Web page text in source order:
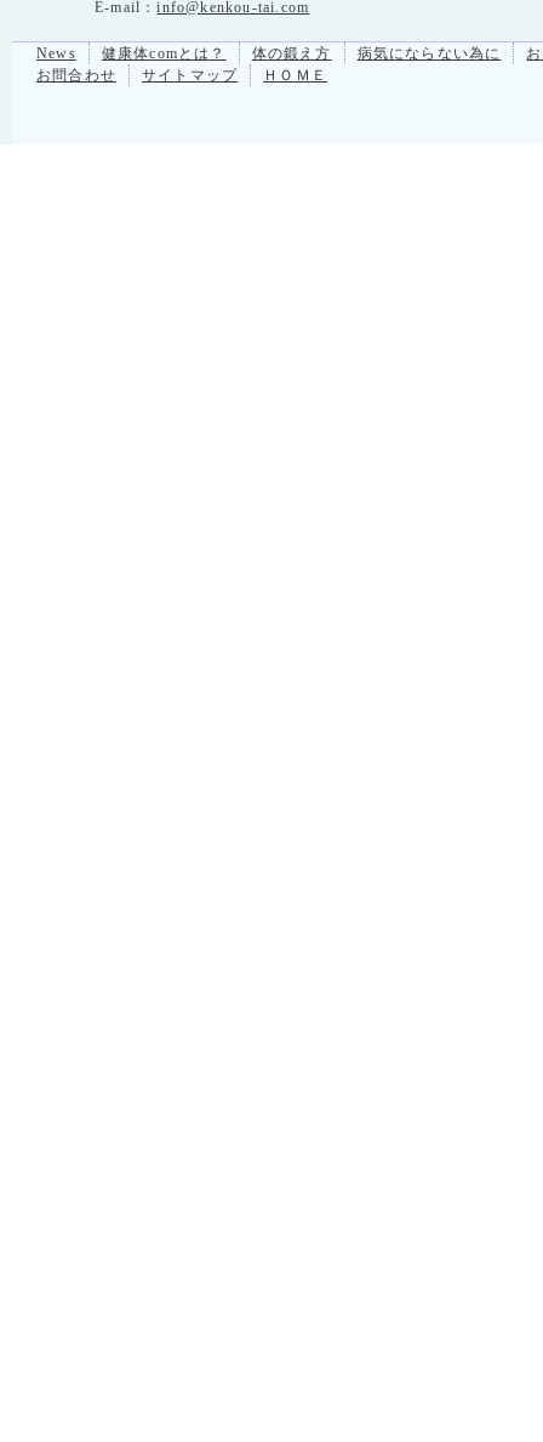
E-mail：info@kenkou-tai.com
News 健康体comとは？ 体の鍛え方 病気にならない為に
お問合わせ
サイトマップ ＨＯＭＥ